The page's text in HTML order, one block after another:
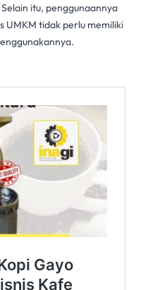
itu, penggunaannya
UMKM tidak perlu memiliki